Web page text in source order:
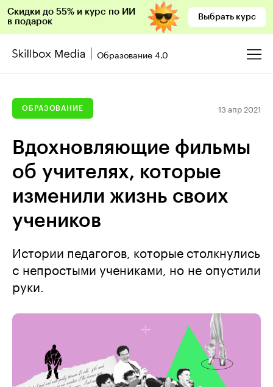
Скидки до 55% и курс по ИИ
в подарок
Выбрать курс
Образование 4.0
ОБРАЗОВАНИЕ 13 апр 2021
Вдохновляющие фильмы
об учителях, которые
изменили жизнь своих
учеников
Истории педагогов, которые столкнулись
с непростыми учениками, но не опустили
руки.